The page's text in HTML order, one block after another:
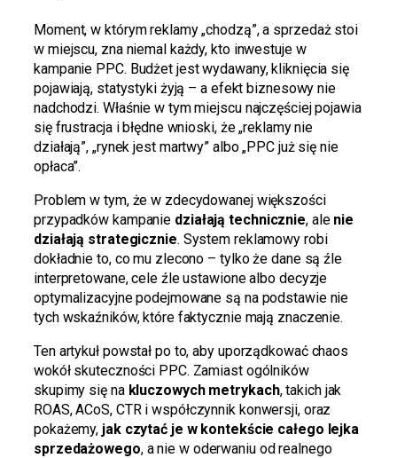
Moment, w którym reklamy „chodzą”, a sprzedaż stoi
w miejscu, zna niemal każdy, kto inwestuje w
kampanie PPC. Budżet jest wydawany, kliknięcia się
pojawiają, statystyki żyją – a efekt biznesowy nie
nadchodzi. Właśnie w tym miejscu najczęściej pojawia
się frustracja i błędne wnioski, że „reklamy nie
działają”, „rynek jest martwy” albo „PPC już się nie
opłaca”.
Problem w tym, że w zdecydowanej większości
przypadków kampanie działają technicznie, ale nie
działają strategicznie. System reklamowy robi
dokładnie to, co mu zlecono – tylko że dane są źle
interpretowane, cele źle ustawione albo decyzje
optymalizacyjne podejmowane są na podstawie nie
tych wskaźników, które faktycznie mają znaczenie.
Ten artykuł powstał po to, aby uporządkować chaos
wokół skuteczności PPC. Zamiast ogólników
skupimy się na kluczowych metrykach, takich jak
ROAS, ACoS, CTR i współczynnik konwersji, oraz
pokażemy, jak czytać je w kontekście całego lejka
sprzedażowego, a nie w oderwaniu od realnego